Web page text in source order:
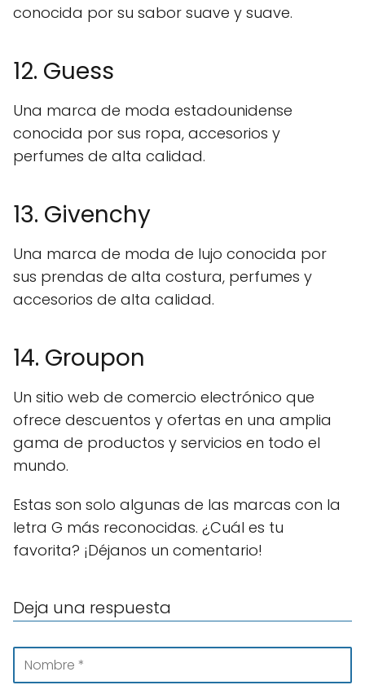
conocida por su sabor suave y suave.
12. Guess
Una marca de moda estadounidense
conocida por sus ropa, accesorios y
perfumes de alta calidad.
13. Givenchy
Una marca de moda de lujo conocida por
sus prendas de alta costura, perfumes y
accesorios de alta calidad.
14. Groupon
Un sitio web de comercio electrónico que
ofrece descuentos y ofertas en una amplia
gama de productos y servicios en todo el
mundo.
Estas son solo algunas de las marcas con la
letra G más reconocidas. ¿Cuál es tu
favorita? ¡Déjanos un comentario!
Deja una respuesta